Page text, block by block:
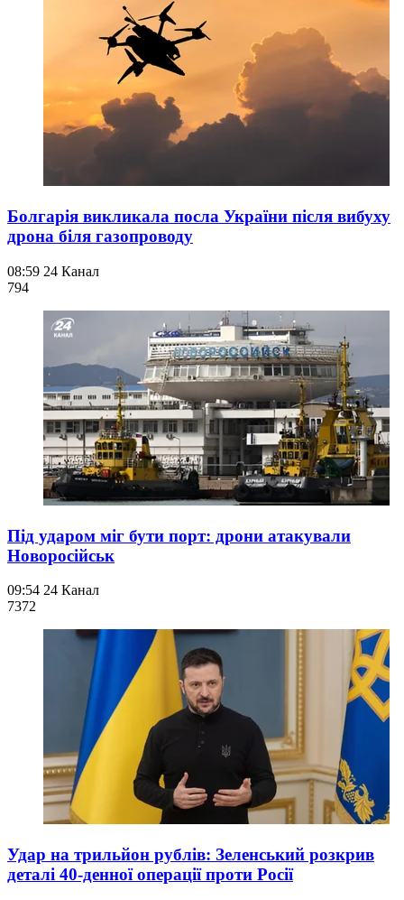
Болгарія викликала посла України після вибуху
дрона біля газопроводу
08:59 24 Канал
794
Під ударом міг бути порт: дрони атакували
Новоросійськ
09:54 24 Канал
7372
Удар на трильйон рублів: Зеленський розкрив
деталі 40-денної операції проти Росії